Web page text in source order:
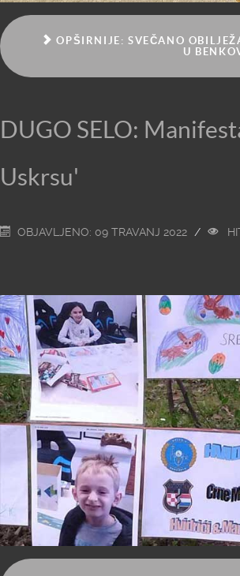
OPŠIRNIJE: SVEČANO
U
DUGO SELO:
Uskrsu'
OBJAVLJENO: 09 TRAVANJ 2022